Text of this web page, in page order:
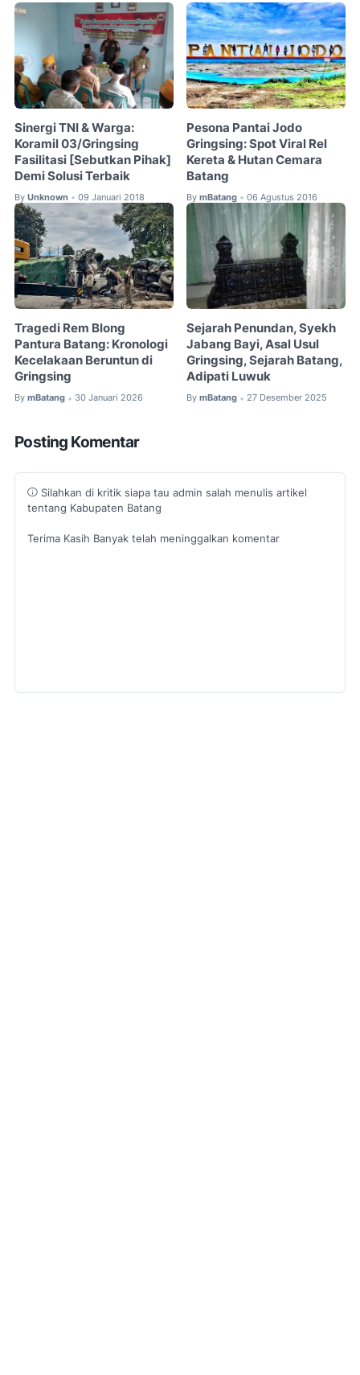
Sinergi TNI & Warga:
Koramil 03/Gringsing
Fasilitasi [Sebutkan Pihak]
Demi Solusi Terbaik
By Unknown • 09 Januari 2018
Pesona Pantai Jodo
Gringsing: Spot Viral Rel
Kereta & Hutan Cemara
Batang
By mBatang • 06 Agustus 2016
Tragedi Rem Blong
Pantura Batang: Kronologi
Kecelakaan Beruntun di
Gringsing
By mBatang • 30 Januari 2026
Sejarah Penundan, Syekh
Jabang Bayi, Asal Usul
Gringsing, Sejarah Batang,
Adipati Luwuk
By mBatang • 27 Desember 2025
Posting Komentar
Silahkan di kritik siapa tau admin salah menulis artikel
tentang Kabupaten Batang
Terima Kasih Banyak telah meninggalkan komentar